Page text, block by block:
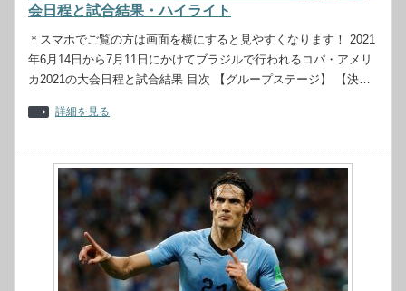
会日程と試合結果・ハイライト
＊スマホでご覧の方は画面を横にすると見やすくなります！ 2021
年6月14日から7月11日にかけてブラジルで行われるコパ・アメリ
カ2021の大会日程と試合結果 目次 【グループステージ】 【決…
詳細を見る